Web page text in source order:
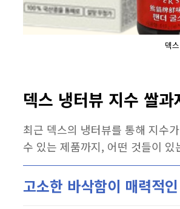
덱
덱스 냉터뷰 지수 쌀
최근 덱스의 냉터뷰를 통해 지수
수 있는 제품까지, 어떤 것들이 있
고소한 바삭함이 매력적